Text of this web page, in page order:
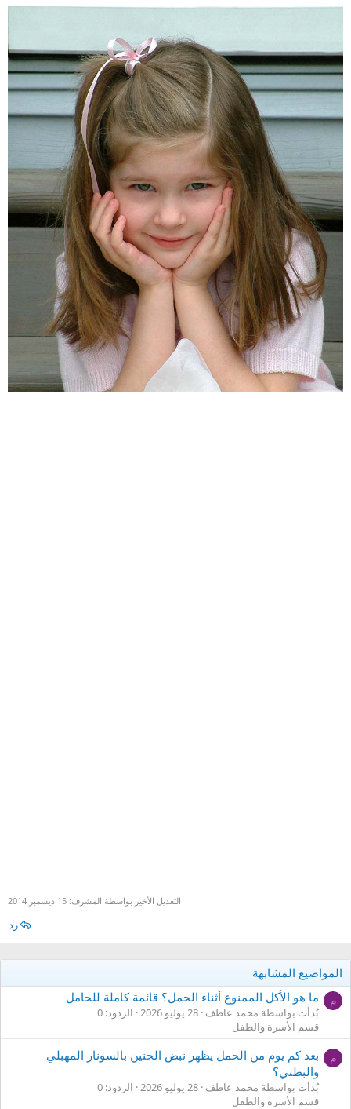
التعديل الأخير بواسطة المشرف: 15 ديسمبر 2014
رد
المواضيع المشابهة
م ما هو الأكل الممنوع أثناء الحمل؟ قائمة كاملة للحامل
بُدأت بواسطة محمد عاطف 28 يوليو 2026
الردود: 0
قسم الأسرة والطفل
م
بعد كم يوم من الحمل يظهر نبض الجنين بالسونار المهبلي
والبطني؟
بُدأت بواسطة محمد عاطف 28 يوليو 2026
الردود: 0
قسم الأسرة والطفل